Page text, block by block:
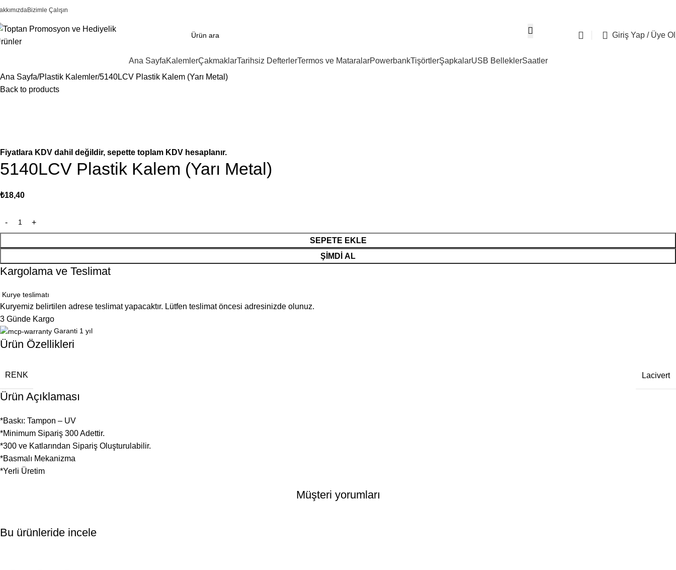
Bizimle Çalışın
Giriş Yap / Üye Ol
Ana SayfaKalemlerÇakmaklarTarihsiz DefterlerTermos ve MataralarPowerbankTişörtlerŞapkalarUSB BelleklerSaatler
Ana Sayfa Plastik Kalemler 5140LCV Plastik Kalem (Yarı Metal)
Back to products
Fiyatlara KDV dahil değildir, sepette toplam KDV hesaplanır.
5140LCV Plastik Kalem (Yarı Metal)
₺18,40
SEPETE EKLE
ŞIMDI AL
Kargolama ve Teslimat
Kurye teslimatı
Kuryemiz belirtilen adrese teslimat yapacaktır. Lütfen teslimat öncesi adresinizde olunuz.
3 Günde Kargo
Garanti 1 yıl
Ürün Özellikleri
RENK Lacivert
Ürün Açıklaması
*Baskı: Tampon – UV
*Minimum Sipariş 300 Adettir.
*300 ve Katlarından Sipariş Oluşturulabilir.
*Basmalı Mekanizma
*Yerli Üretim
Müşteri yorumları
Bu ürünleride incele